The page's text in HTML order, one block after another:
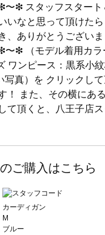
❇︎ スタッフスタート
いなと思って頂けた
、ありがとうござい
❇︎ （モデル着用カラ
ワンピース：黒系小
写真）を クリックし
！ また、その横にあ
て頂くと、八王子店
ご購入はこちら
カーディガン
M
ブルー